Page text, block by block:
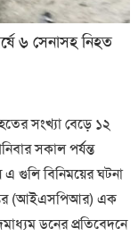
৬ সেনাসহ নিহত
সংখ্যা বেড়ে ১২
সকাল পর্যন্ত
এ গুলি বিনিময়ের ঘটনা
(আইএসপিআর) এক
ডনের প্রতিবেদনে